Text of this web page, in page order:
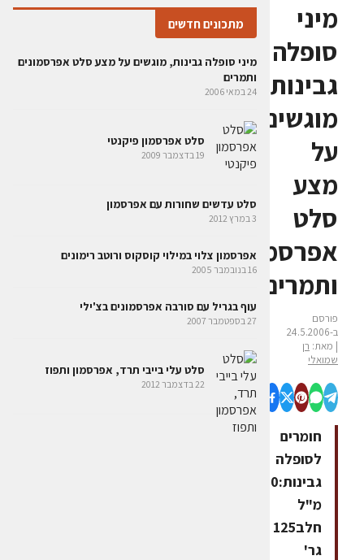
מיני
סופלה
גבינות,
מוגשים
על
מצע
סלט
אפרסמונים
ותמרים
פורסם
ב-24.5.2006
| מאת: רן
שמואלי
חומרים
לסופלה
גבינות:250
מ"ל
חלב125
גר'
מתכונים חדשים
מיני סופלה גבינות, מוגשים על מצע סלט אפרסמונים
ותמרים
24 במאי 2006
סלט אפרסמון פיקנטי
19 בדצמבר 2009
סלט עדשים שחורות עם אפרסמון
3 במרץ 2012
אפרסמון צלוי במילוי קוסקוס ורוטב רימונים
16 בנובמבר 2005
עוף בגריל עם סורבה אפרסמונים בצ'ילי
27 בספטמבר 2007
סלט עלי בייבי תרד, אפרסמון ותפוז
22 בדצמבר 2012